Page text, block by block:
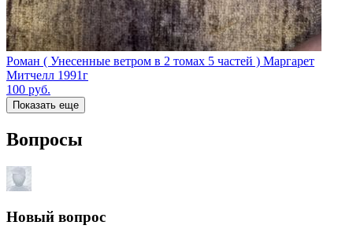
Роман ( Унесенные ветром в 2 томах 5 частей ) Маргарет
Митчелл 1991г
100 руб.
Показать еще
Вопросы
Новый вопрос